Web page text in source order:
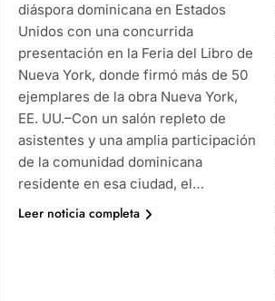
diáspora dominicana en Estados
Unidos con una concurrida
presentación en la Feria del Libro de
Nueva York, donde firmó más de 50
ejemplares de la obra Nueva York,
EE. UU.–Con un salón repleto de
asistentes y una amplia participación
de la comunidad dominicana
residente en esa ciudad, el…
Leer noticia completa